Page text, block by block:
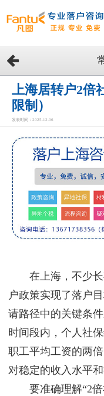
网
站
首
页
留
生
务
优
案
客
好
评
上海居转户2倍
限制）
发表时间：2025-12-06
在上海，不少长
户政策实现了落户
请路径中的关键条
时间段内，个人社
职工平均工资的两
对稳定的收入水平
要准确理解“2倍